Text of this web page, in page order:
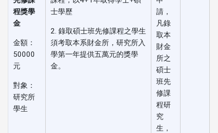
程獎學
金
金額：
50000
元
對象：
研究所
學生
士學歷
2. 錄取碩士班先修課程之學生
須考取本系財金所，研究所入
學第一年提供五萬元的獎學
金。
請，
凡錄
取本
財金
所之
碩士
班先
修課
程研
究
生，